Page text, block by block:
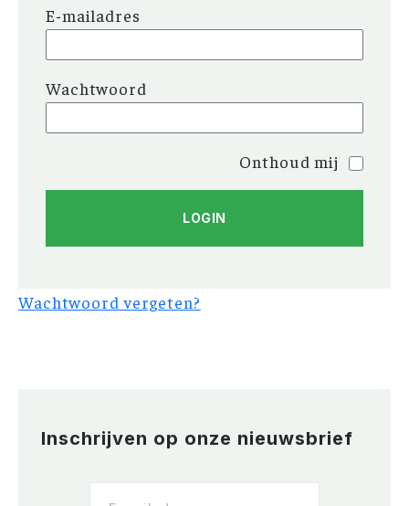
E-mailadres
Wachtwoord
Onthoud mij
Wachtwoord vergeten?
Inschrijven op onze nieuwsbrief